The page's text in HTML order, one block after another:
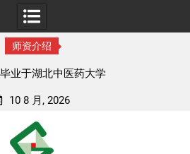
师资介绍
业于湖北中医药大学
10 8 月, 2026